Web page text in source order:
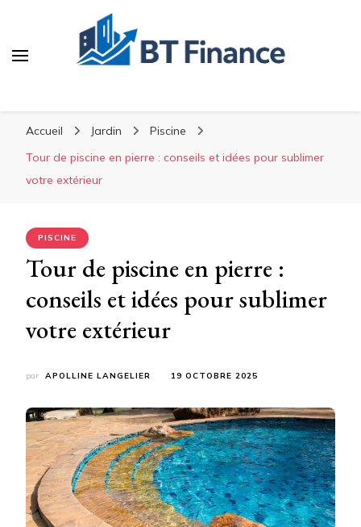
Accueil Jardin
Piscine
Tour de piscine en pierre : conseils et idées pour sublimer
votre extérieur
PISCINE
Tour de piscine en pierre :
conseils et idées pour sublimer
votre extérieur
par APOLLINE LANGELIER 19 OCTOBRE 2025